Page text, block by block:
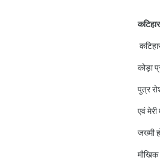
कोड़ा
पुत्र
एवं
जख्मी
मौखिक